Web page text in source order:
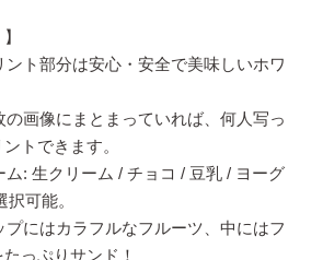
ト部分は安心・安全で美味しいホワ
画像にまとまっていれば、何人写っ
トできます。
: 生クリーム / チョコ / 豆乳 / ヨーグ
可能。
にはカラフルなフルーツ、中にはフ
っぷりサンド！